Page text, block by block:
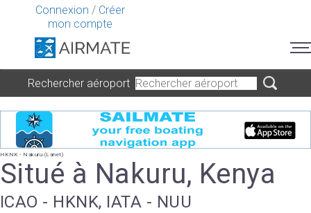
Connexion / Créer
mon compte
Rechercher aéroport
HKNK - Nakuru (Lanet)
Situé à Nakuru, Kenya
ICAO - HKNK, IATA - NUU